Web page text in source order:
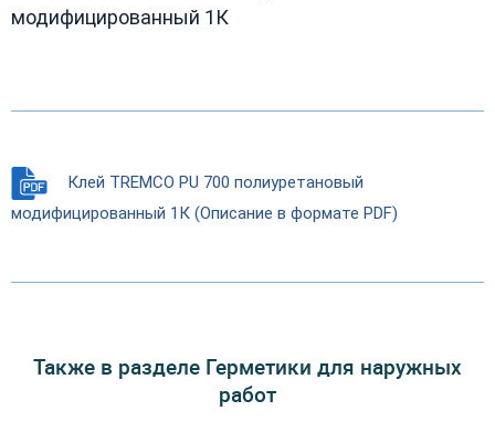
модифицированный 1К
Клей TREMCO PU 700 полиуретановый
модифицированный 1К (Описание в формате PDF)
Также в разделе Герметики для наружных
работ